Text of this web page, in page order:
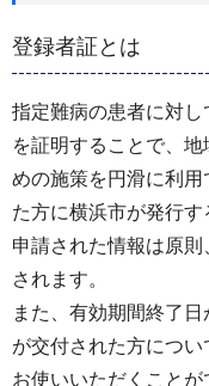
登録者証とは
指定難病の患者に対
を証明することで、
めの施策を円滑に利
た方に横浜市が発行す
申請された情報は原
されます。
また、有効期間終了
が交付された方につ
お使いいただくこと